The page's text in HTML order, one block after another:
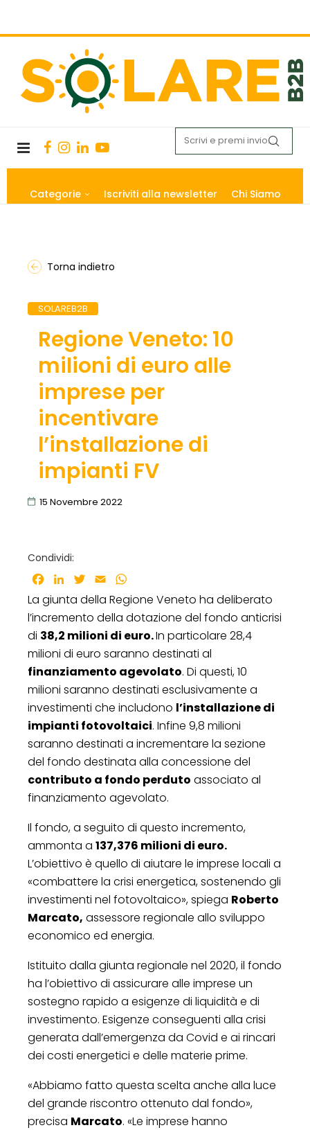
Categorie Iscriviti alla newsletter Chi Siamo
Torna indietro
SOLAREB2B
Regione Veneto: 10
milioni di euro alle
imprese per
incentivare
l’installazione di
impianti FV
15 Novembre 2022
Condividi:
Facebook
LinkedInTwitter
Email
La giunta della Regione Veneto ha deliberato
l’incremento della dotazione del fondo anticrisi
di 38,2 milioni di euro.In particolare 28,4
milioni di euro saranno destinati al
finanziamento agevolato. Di questi, 10
milioni saranno destinati esclusivamente a
investimenti che includono l’installazione di
impianti fotovoltaici. Infine 9,8 milioni
saranno destinati a incrementare la sezione
del fondo destinata alla concessione del
contributo a fondo perduto associato al
finanziamento agevolato.
Il fondo, a seguito di questo incremento,
ammonta a 137,376 milioni di euro.
L’obiettivo è quello di aiutare le imprese locali a
«combattere la crisi energetica, sostenendo gli
investimenti nel fotovoltaico», spiega Roberto
Marcato, assessore regionale allo sviluppo
economico ed energia.
Istituito dalla giunta regionale nel 2020, il fondo
ha l’obiettivo di assicurare alle imprese un
sostegno rapido a esigenze di liquidità e di
investimento. Esigenze conseguenti alla crisi
generata dall’emergenza da Covid e ai rincari
dei costi energetici e delle materie prime.
«Abbiamo fatto questa scelta anche alla luce
del grande riscontro ottenuto dal fondo»,
precisa Marcato. «Le imprese hanno